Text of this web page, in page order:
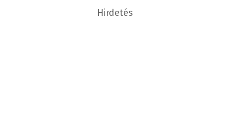
Hirdetés